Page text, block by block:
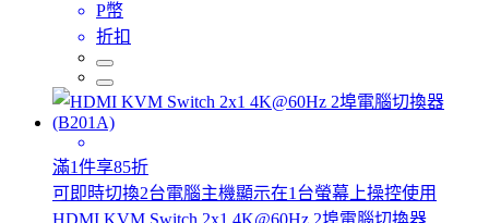
P幣
折扣
滿1件享85折
可即時切換2台電腦主機顯示在1台螢幕上操控使用
HDMI KVM Switch 2x1 4K@60Hz 2埠電腦切換器